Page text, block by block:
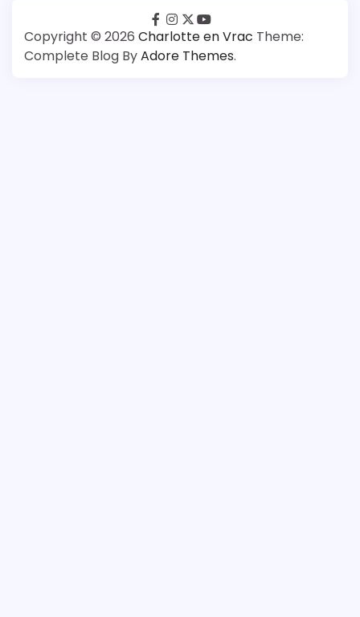
Copyright © 2026 Charlotte en Vrac Theme:
Complete Blog ByAdore Themes.
facebook
instagram
twitter
youtube